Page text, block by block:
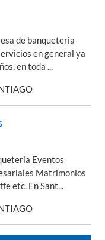
de banqueteria
en general ya
en toda ...
Eventos
Matrimonios
etc. En Sant...